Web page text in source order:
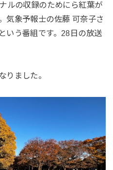
ルの収録のためにら紅葉が
気象予報士の佐藤 可奈子さ
いう番組です。28日の放送
りました。